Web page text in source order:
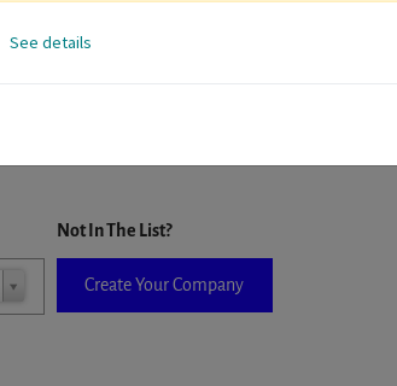
it will auto-complete the form. If you don't find
Not In The List?
Create Your Company
See details